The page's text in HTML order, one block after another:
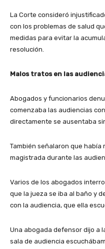
La Corte consideró
con los problemas de salud
medidas para evitar la
resolución.
Malos tratos en las
Abogados y funcionarios
comenzaba las audiencias
directamente se ausentaba
También señalaron que había
magistrada durante las
Varios de los abogados
que la jueza se iba al baño y
con la audiencia, que ella
Una abogada defensor dijo a
sala de audiencia